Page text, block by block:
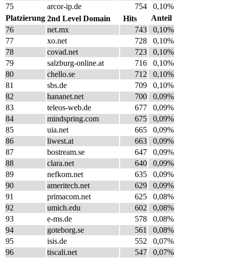
75
arcor-ip.de 754
0,10%
Platzierung 2nd Level Domain Hits
Anteil
76
net.mx 743
0,10%
77
xo.net 728
0,10%
78
covad.net 723
0,10%
79
salzburg-online.at 716
0,10%
80
chello.se 712
0,10%
81
sbs.de 709
0,10%
82
hananet.net 700
0,09%
83
teleos-web.de 677
0,09%
84
mindspring.com 675
0,09%
85
uia.net 665
0,09%
86
liwest.at 663
0,09%
87
bostream.se 647
0,09%
88
clara.net 640
0,09%
89
nefkom.net 635
0,09%
90
ameritech.net 629
0,09%
91
primacom.net 625
0,08%
92
umich.edu 602
0,08%
93
e-ms.de 578
0,08%
94
goteborg.se 561
0,08%
95
isis.de 552
0,07%
96
tiscali.net 547
0,07%